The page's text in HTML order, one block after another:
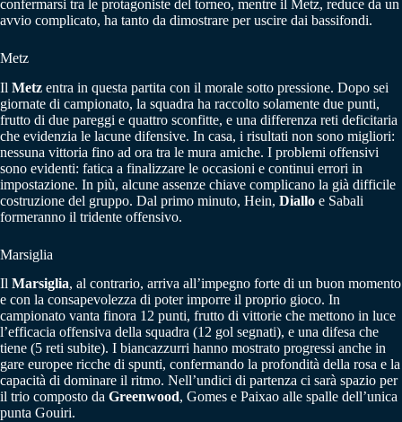
confermarsi tra le protagoniste del torneo, mentre il Metz, reduce da un
avvio complicato, ha tanto da dimostrare per uscire dai bassifondi.
Metz
Il Metz entra in questa partita con il morale sotto pressione. Dopo sei
giornate di campionato, la squadra ha raccolto solamente due punti,
frutto di due pareggi e quattro sconfitte, e una differenza reti deficitaria
che evidenzia le lacune difensive. In casa, i risultati non sono migliori:
nessuna vittoria fino ad ora tra le mura amiche. I problemi offensivi
sono evidenti: fatica a finalizzare le occasioni e continui errori in
impostazione. In più, alcune assenze chiave complicano la già difficile
costruzione del gruppo. Dal primo minuto, Hein, Diallo e Sabali
formeranno il tridente offensivo.
Marsiglia
Il Marsiglia, al contrario, arriva all’impegno forte di un buon momento
e con la consapevolezza di poter imporre il proprio gioco. In
campionato vanta finora 12 punti, frutto di vittorie che mettono in luce
l’efficacia offensiva della squadra (12 gol segnati), e una difesa che
tiene (5 reti subite). I biancazzurri hanno mostrato progressi anche in
gare europee ricche di spunti, confermando la profondità della rosa e la
capacità di dominare il ritmo. Nell’undici di partenza ci sarà spazio per
il trio composto da Greenwood, Gomes e Paixao alle spalle dell’unica
punta Gouiri.